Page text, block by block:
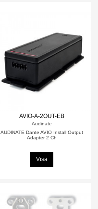
AVIO-A-2OUT-EB
Audinate
AUDINATE Dante AVIO Install Output
Adapter 2 Ch
Visa